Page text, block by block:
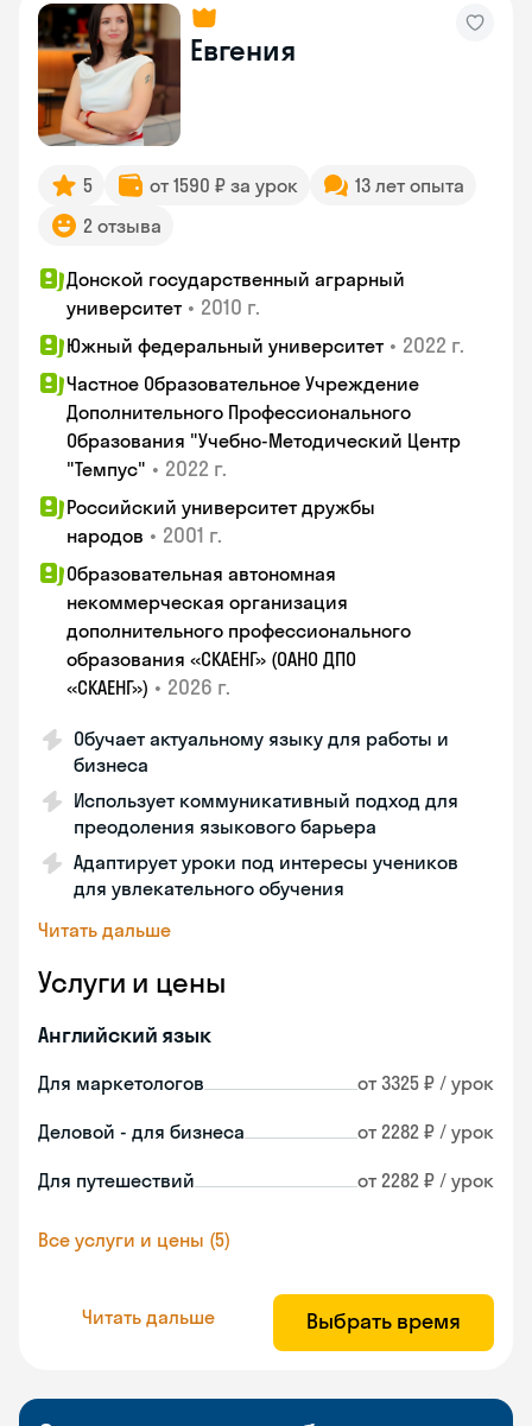
Евгения
5 от 1590 ₽ за урок
13 лет опыта
2 отзыва
Донской государственный аграрный
университет • 2010 г.
Южный федеральный университет • 2022 г.
Частное Образовательное Учреждение
Дополнительного Профессионального
Образования "Учебно-Методический Центр
"Темпус" • 2022 г.
Российский университет дружбы
народов • 2001 г.
Образовательная автономная
некоммерческая организация
дополнительного профессионального
образования «СКАЕНГ» (ОАНО ДПО
«СКАЕНГ») • 2026 г.
Обучает актуальному языку для работы и
бизнеса
Использует коммуникативный подход для
преодоления языкового барьера
Адаптирует уроки под интересы учеников
для увлекательного обучения
Читать дальше
Услуги и цены
Английский язык
Для маркетологов от 3325 ₽ / урок
Деловой - для бизнеса от 2282 ₽ / урок
Для путешествий от 2282 ₽ / урок
Все услуги и цены (5)
Читать дальше Выбрать время